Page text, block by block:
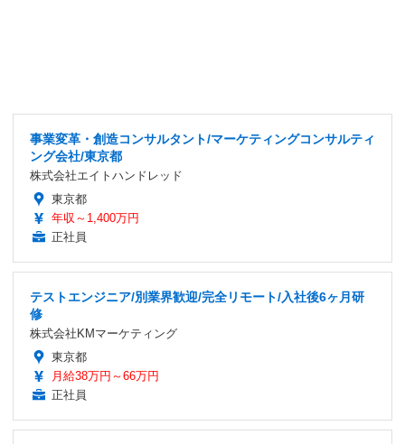
事業変革・創造コンサルタント/マーケティングコンサルティ
ング会社/東京都
株式会社エイトハンドレッド
東京都
年収～1,400万円
正社員
テストエンジニア/別業界歓迎/完全リモート/入社後6ヶ月研
修
株式会社KMマーケティング
東京都
月給38万円～66万円
正社員